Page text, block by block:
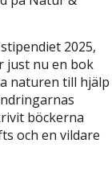
2025,
just nu en bok
naturen till hjälp
böckerna
och en vildare